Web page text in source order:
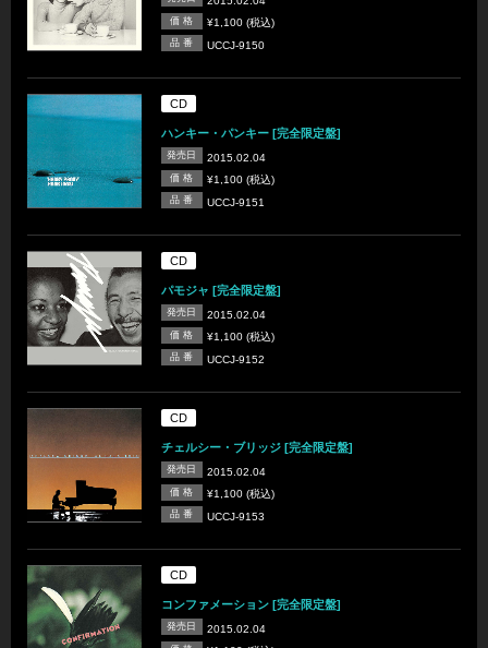
価 格 ¥1,100 (税込)
品 番 UCCJ-9150
CD
ハンキー・パンキー [完全限定盤]
発売日 2015.02.04
価 格 ¥1,100 (税込)
品 番 UCCJ-9151
CD
パモジャ [完全限定盤]
発売日 2015.02.04
価 格 ¥1,100 (税込)
品 番 UCCJ-9152
CD
チェルシー・ブリッジ [完全限定盤]
発売日 2015.02.04
価 格 ¥1,100 (税込)
品 番 UCCJ-9153
CD
コンファメーション [完全限定盤]
発売日 2015.02.04